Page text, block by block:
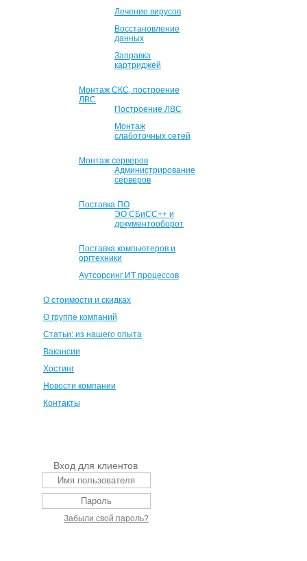
Лечение вирусов
Восстановление
данных
Заправка
картриджей
Монтаж СКС, построение
ЛВС
Построение ЛВС
Монтаж
слаботочных сетей
Монтаж серверов
Администрирование
серверов
Поставка ПО
ЭО СБиСС++ и
документооборот
Поставка компьютеров и
оргтехники
Аутсорсинг ИТ процессов
О стоимости и скидках
О группе компаний
Статьи: из нашего опыта
Вакансии
Хостинг
Новости компании
Контакты
Вход для клиентов
Забыли свой пароль?